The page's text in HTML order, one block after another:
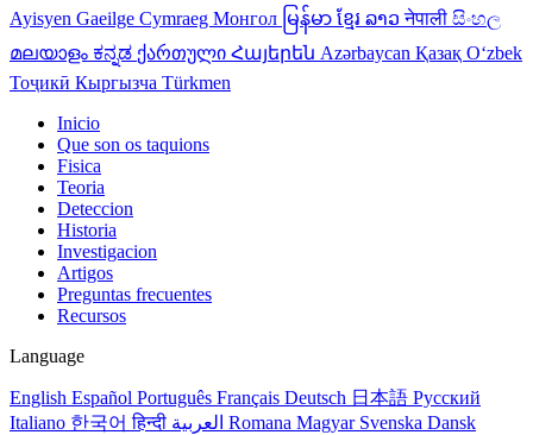
Ayisyen Gaeilge Cymraeg Монгол မြန်မာ ខ្មែរ ລາວनेपाली සිංහල
മലയാളം ಕನ್ನಡ ქართული Հայերեն Azərbaycan Қазақ Oʻzbek
Тоҷикӣ Кыргызча Türkmen
Inicio
Que son os taquions
Fisica
Teoria
Deteccion
Historia
Investigacion
Artigos
Preguntas frecuentes
Recursos
Language
English Español Português Français Deutsch 日本語 Русский
Italiano 한국어हिन्दी Romana Magyar Svenska Dansk